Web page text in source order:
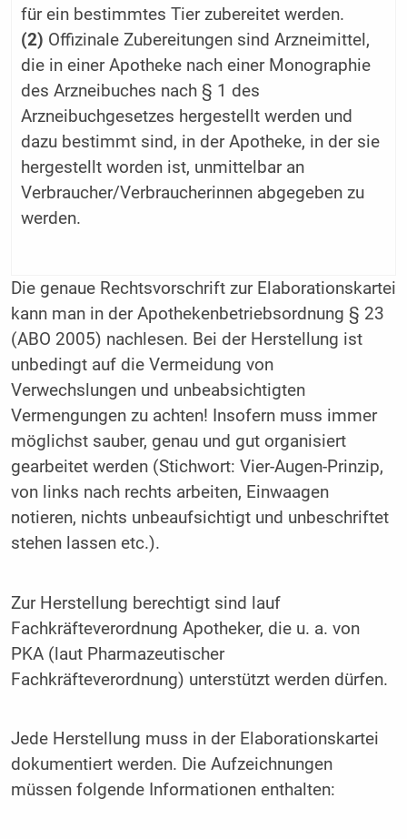
für ein bestimmtes Tier zubereitet werden.
(2) Offizinale Zubereitungen sind Arzneimittel,
die in einer Apotheke nach einer Monographie
des Arzneibuches nach § 1 des
Arzneibuchgesetzes hergestellt werden und
dazu bestimmt sind, in der Apotheke, in der sie
hergestellt worden ist, unmittelbar an
Verbraucher/Verbraucherinnen abgegeben zu
werden.
Die genaue Rechtsvorschrift zur Elaborationskartei
kann man in der Apothekenbetriebsordnung § 23
(ABO 2005) nachlesen. Bei der Herstellung ist
unbedingt auf die Vermeidung von
Verwechslungen und unbeabsichtigten
Vermengungen zu achten! Insofern muss immer
möglichst sauber, genau und gut organisiert
gearbeitet werden (Stichwort: Vier-Augen-Prinzip,
von links nach rechts arbeiten, Einwaagen
notieren, nichts unbeaufsichtigt und unbeschriftet
stehen lassen etc.).
Zur Herstellung berechtigt sind lauf
Fachkräfteverordnung Apotheker, die u. a. von
PKA (laut Pharmazeutischer
Fachkräfteverordnung) unterstützt werden dürfen.
Jede Herstellung muss in der Elaborationskartei
dokumentiert werden. Die Aufzeichnungen
müssen folgende Informationen enthalten: